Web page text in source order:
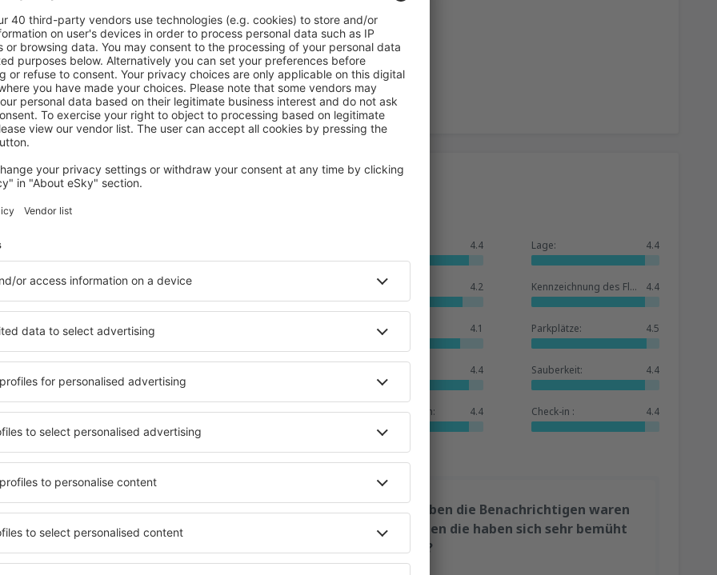
Madeira 4.4 Lage: 4.4
Warteraum: 4.2 Kennzeichnung des Flughafens: 4.4
Geschäfte: 4.1 Parkplätze: 4.5
4.4 Sauberkeit: 4.4
Dienstleistungen: 4.4 Check-in : 4.4
4.4
2026
Die Flüge wurden 3 mal für einen Tag verschoben die Benachrichtigen waren
nur durch das Flughafen Personal zu bekommen die haben sich sehr bemüht
Mehrkosten von 250€ gibt es einen Ausgleich?
Einzelheiten